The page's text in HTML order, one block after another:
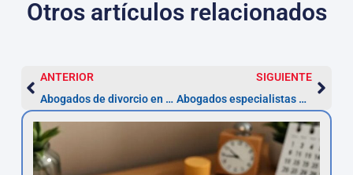
Otros artículos relacionados
ANTERIOR
Abogados de divorcio en Córdoba – Asesor.Legal
SIGUIENTE
Abogados especialistas en ocupas en Córdoba